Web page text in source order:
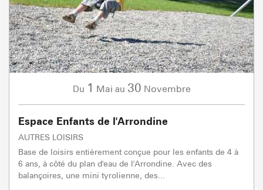
Du 1 Mai au 30 Novembre
Espace Enfants de l'Arrondine
AUTRES LOISIRS
Base de loisirs entièrement conçue pour les enfants de 4 à
6 ans, à côté du plan d'eau de l'Arrondine. Avec des
balançoires, une mini tyrolienne, des...